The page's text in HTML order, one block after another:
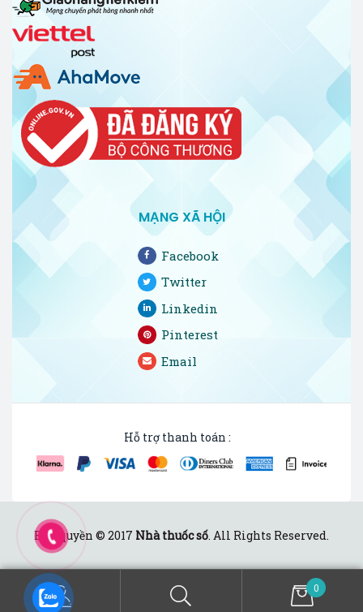
MẠNG XÃ HỘI
Facebook
Twitter
Linkedin
Pinterest
Email
Hỗ trợ thanh toán :
Bản quyền © 2017 Nhà thuốc số. All Rights Reserved.
0